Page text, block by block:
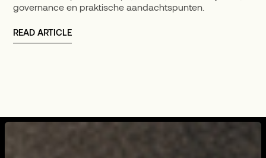
governance en praktische aandachtspunten.
READ ARTICLE